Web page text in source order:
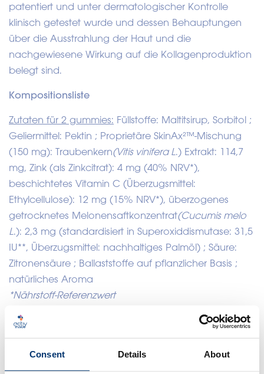
Consent Details About
patentiert und unter dermatologischer Kontrolle
klinisch getestet wurde und dessen Behauptungen
über die Ausstrahlung der Haut und die
nachgewiesene Wirkung auf die Kollagenproduktion
belegt sind.
Kompositionsliste
Zutaten für 2 gummies: Füllstoffe: Maltitsirup, Sorbitol ;
Geliermittel: Pektin ; Proprietäre SkinAx²™-Mischung
(150 mg): Traubenkern(Vitis vinifera L.) Extrakt: 114,7
mg, Zink (als Zinkcitrat): 4 mg (40% NRV*),
beschichtetes Vitamin C (Überzugsmittel:
Ethylcellulose): 12 mg (15% NRV*), überzogenes
getrocknetes Melonensaftkonzentrat(Cucumis melo
L.): 2,3 mg (standardisiert in Superoxiddismutase: 31,5
IU**, Überzugsmittel: nachhaltiges Palmöl) ; Säure:
Zitronensäure ; Ballaststoffe auf pflanzlicher Basis ;
natürliches Aroma
*Nährstoff-Referenzwert
Science